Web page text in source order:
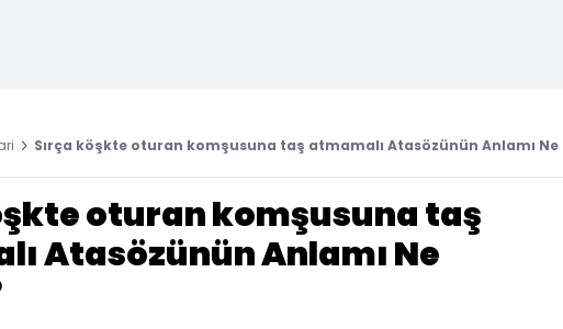
Sırça köşkte oturan komşusuna taş atmamalı Atasözünün Anlamı Ne
oturan komşusuna taş
Atasözünün Anlamı Ne